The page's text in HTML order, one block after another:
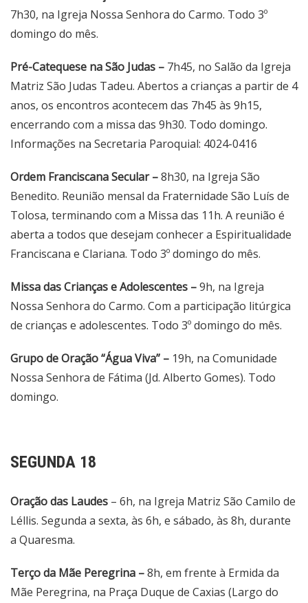
7h30, na Igreja Nossa Senhora do Carmo. Todo 3º
domingo do mês.
Pré-Catequese na São Judas – 7h45, no Salão da Igreja
Matriz São Judas Tadeu. Abertos a crianças a partir de 4
anos, os encontros acontecem das 7h45 às 9h15,
encerrando com a missa das 9h30. Todo domingo.
Informações na Secretaria Paroquial: 4024-0416
Ordem Franciscana Secular –8h30, na Igreja São
Benedito. Reunião mensal da Fraternidade São Luís de
Tolosa, terminando com a Missa das 11h. A reunião é
aberta a todos que desejam conhecer a Espiritualidade
Franciscana e Clariana. Todo 3º domingo do mês.
Missa das Crianças e Adolescentes –9h, na Igreja
Nossa Senhora do Carmo. Com a participação litúrgica
de crianças e adolescentes. Todo 3º domingo do mês.
Grupo de Oração “Água Viva” – 19h, na Comunidade
Nossa Senhora de Fátima (Jd. Alberto Gomes). Todo
domingo.
SEGUNDA 18
Oração das Laudes – 6h, na Igreja Matriz São Camilo de
Léllis. Segunda a sexta, às 6h, e sábado, às 8h, durante
a Quaresma.
Terço da Mãe Peregrina –8h, em frente à Ermida da
Mãe Peregrina, na Praça Duque de Caxias (Largo do